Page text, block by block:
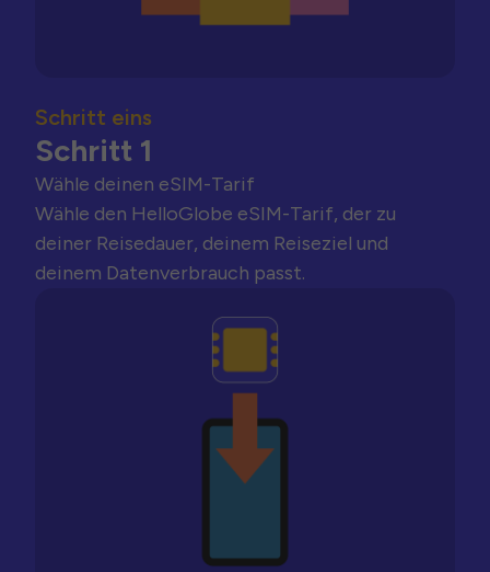
Schritt eins
Schritt 1
Wähle deinen eSIM-Tarif
Wähle den HelloGlobe eSIM-Tarif, der zu
deiner Reisedauer, deinem Reiseziel und
deinem Datenverbrauch passt.